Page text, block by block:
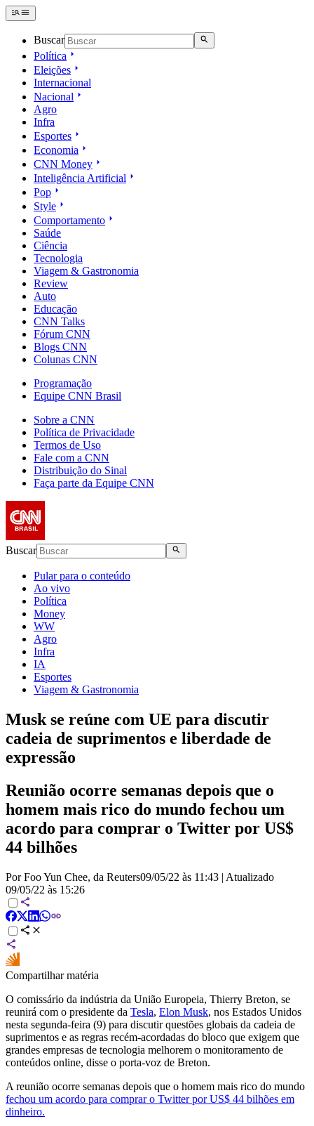
Buscar
Política
Eleições
Internacional
Nacional
Agro
Infra
Esportes
Economia
CNN Money
Inteligência Artificial
Pop
Style
Comportamento
Saúde
Ciência
Tecnologia
Viagem & Gastronomia
Review
Auto
Educação
CNN Talks
Fórum CNN
Blogs CNN
Colunas CNN
Programação
Equipe CNN Brasil
Sobre a CNN
Política de Privacidade
Termos de Uso
Fale com a CNN
Distribuição do Sinal
Faça parte da Equipe CNN
Buscar
Pular para o conteúdo
Ao vivo
Política
Money
WW
Agro
Infra
IA
Esportes
Viagem & Gastronomia
Musk se reúne com UE para discutir
cadeia de suprimentos e liberdade de
expressão
Reunião ocorre semanas depois que o
homem mais rico do mundo fechou um
acordo para comprar o Twitter por US$
44 bilhões
Por Foo Yun Chee, da Reuters09/05/22 às 11:43 | Atualizado
09/05/22 às 15:26
Compartilhar matéria
O comissário da indústria da União Europeia, Thierry Breton, se
reunirá com o presidente da Tesla, Elon Musk, nos Estados Unidos
nesta segunda-feira (9) para discutir questões globais da cadeia de
suprimentos e as regras recém-acordadas do bloco que exigem que
grandes empresas de tecnologia melhorem o monitoramento de
conteúdos online, disse o porta-voz de Breton.
A reunião ocorre semanas depois que o homem mais rico do mundo
fechou um acordo para comprar o Twitter por US$ 44 bilhões em
dinheiro.